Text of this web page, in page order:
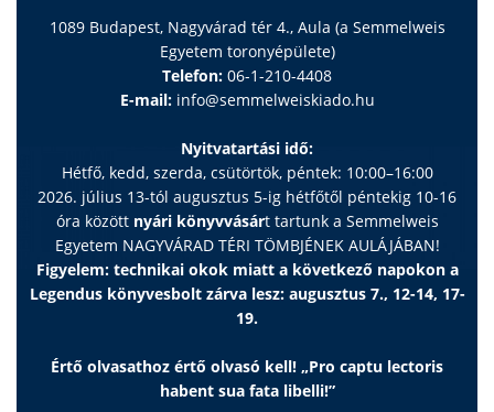
1089 Budapest, Nagyvárad tér 4., Aula (a Semmelweis
Egyetem toronyépülete)
Telefon: 06-1-210-4408
E-mail: info@semmelweiskiado.hu
Nyitvatartási idő:
Hétfő, kedd, szerda, csütörtök, péntek: 10:00–16:00
2026. július 13-tól augusztus 5-ig hétfőtől péntekig 10-16
óra között nyári könyvvásárt tartunk a Semmelweis
Egyetem NAGYVÁRAD TÉRI TÖMBJÉNEK AULÁJÁBAN!
Figyelem: technikai okok miatt a következő napokon a
Legendus könyvesbolt zárva lesz: augusztus 7., 12-14, 17-
19.
Értő olvasathoz értő olvasó kell! „Pro captu lectoris
habent sua fata libelli!”